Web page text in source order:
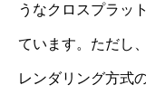
うなクロスプラッ
ています。ただし
レンダリング方式